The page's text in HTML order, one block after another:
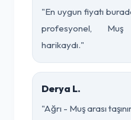
"En uygun fiyatı
profesyonel,
harikaydı."
Derya L.
"Ağrı - Muş arası